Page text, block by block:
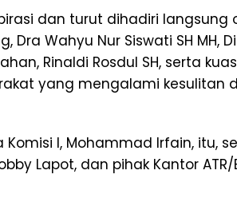
dan turut dihadiri langsung
Dra Wahyu Nur Siswati SH MH,
Rinaldi Rosdul SH, serta
yang mengalami kesulitan
Komisi I, Mohammad Irfain, itu,
Lapot, dan pihak Kantor ATR/